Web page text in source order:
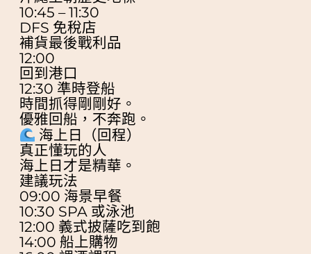
10:45 – 11:30
DFS 免稅店
補貨最後戰利品
12:00
回到港口
12:30 準時登船
時間抓得剛剛好。
優雅回船，不奔跑。
海上日（回程）
真正懂玩的人
海上日才是精華。
建議玩法
09:00 海景早餐
10:30 SPA 或泳池
12:00 義式披薩吃到飽
14:00 船上購物